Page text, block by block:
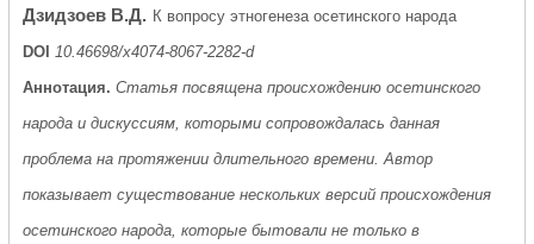
Дзидзоев В.Д. К вопросу этногенеза осетинского народа
DOI
10.46698/x4074-8067-2282-d
Аннотация. Статья посвящена происхождению осетинского
народа и дискуссиям, которыми сопровождалась данная
проблема на протяжении длительного времени. Автор
показывает существование нескольких версий происхождения
осетинского народа, которые бытовали не только в